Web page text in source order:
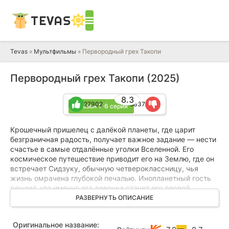
TEVAS
Tevas » Мультфильмы » Первородный грех Такопи
Первородный грех Такопи (2025)
1 сезон 1-6 серия
8.3
27902 5837
Крошечный пришелец с далёкой планеты, где царит
безграничная радость, получает важное задание — нести
счастье в самые отдалённые уголки Вселенной. Его
космическое путешествие приводит его на Землю, где он
встречает Сидзуку, обычную четвероклассницу, чья
жизнь омрачена глубокой печалью. Инопланетный гость
решает, что именно эта девочка станет его первой
подопечной, и он во что бы то ни стало хочет подарить ей
улыбку.
Однако, несмотря на все его искренние старания и
РАЗВЕРНУТЬ ОПИСАНИЕ
Оригинальное название: